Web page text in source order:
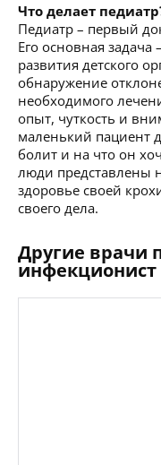
Что делает
Педиатр – первый
Его основная задача
развития детского
обнаружение
необходимого
опыт, чуткость и
маленький пациент
болит и на что он
люди представлены
здоровье своей
своего дела.
Другие врачи
инфекционист